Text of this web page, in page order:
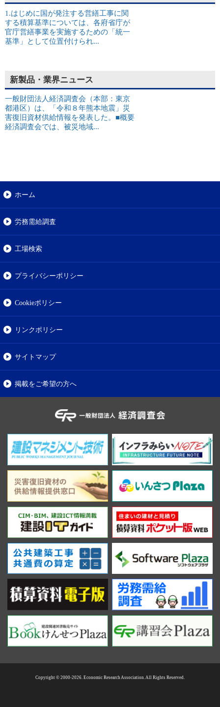
1.はじめに国が発注する営繕工事に関
する積算基準については、各府省庁が
官庁営繕事業を実施するための「統一
基準」として位置付けられ...
新製品・業界ニュース
一般財団法人経済調査会（本部：東京
都港区）は、「令和８年熊本地震」災
害復旧資材供給情報を発表した。■概要
経済調査会では、被災地域...
ホーム
労務需給調査
工場検索
プライバシーポリシー
Cookieポリシー
リンクポリシー
サイトマップ
掲載をご希望の方へ
Copyright © 2000-2026. Economic Research Association. All Rights Reserved.